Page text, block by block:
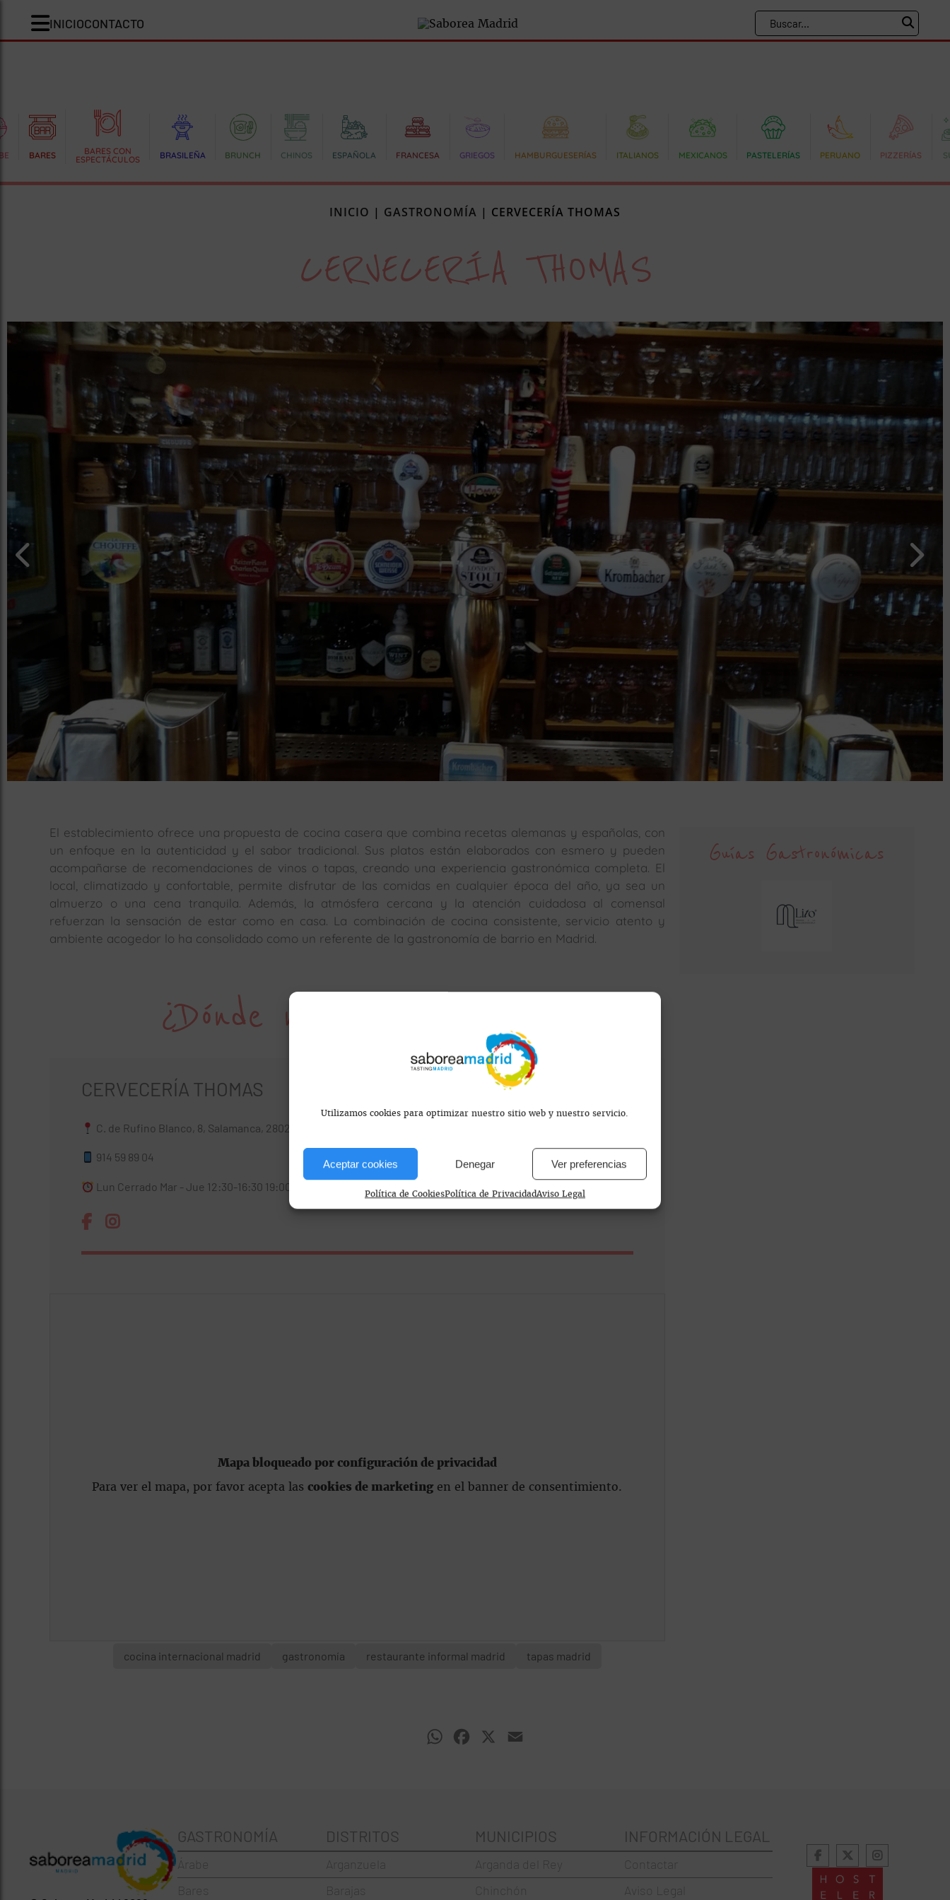
Utilizamos cookies para optimizar nuestro sitio web y nuestro servicio.
Aceptar cookies Denegar Ver preferencias
Política de CookiesPolítica de PrivacidadAviso Legal
INICIOCONTACTO
BARES
BARES CON
ESPECTÁCULOS
BRASILEÑA BRUNCH CHINOS ESPAÑOLA FRANCESA GRIEGOS HAMBURGUESERÍAS ITALIANOS MEXICANOS PASTELERÍAS PERUANO PIZZERÍAS
INICIO | GASTRONOMÍA | CERVECERÍA THOMAS
CERVECERÍA THOMAS
El establecimiento ofrece una propuesta de cocina casera que combina recetas alemanas y españolas, con
un enfoque en la autenticidad y el sabor tradicional. Sus platos están elaborados con esmero y pueden
acompañarse de recomendaciones de vinos o tapas, creando una experiencia gastronómica completa. El
local, climatizado y confortable, permite disfrutar de las comidas en cualquier época del año, ya sea un
almuerzo o una cena tranquila. Además, la atmósfera cercana y la atención cuidadosa al comensal
refuerzan la sensación de estar como en casa. La combinación de cocina consistente, servicio atento y
ambiente acogedor lo ha consolidado como un referente de la gastronomía de barrio en Madrid.
¿Dónde nos encontramos?
CERVECERÍA THOMAS
C. de Rufino Blanco, 8, Salamanca, 28028 Madrid, España
914 59 89 04
Lun Cerrado Mar - Jue 12:30-16:30 19:00-0:30 Vie - Sab 12:30-17:00 19:00-1:00 Dom 12:30-17:00
Mapa bloqueado por configuración de privacidad
Para ver el mapa, por favor acepta lascookies de marketing en el banner de consentimiento.
cocina internacional madrid gastronomía restaurante informal madrid tapas madrid
Guías Gastronómicas
WhatsAppFacebook
GASTRONOMÍA
Árabe
Bares
DISTRITOS
Arganzuela
Barajas
MUNICIPIOS
Arganda del Rey
Chinchón
INFORMACIÓN LEGAL
Contactar
Aviso Legal